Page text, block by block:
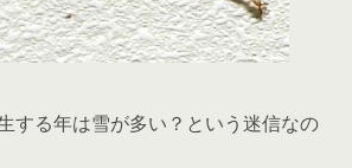
する年は雪が多い？という迷信なの